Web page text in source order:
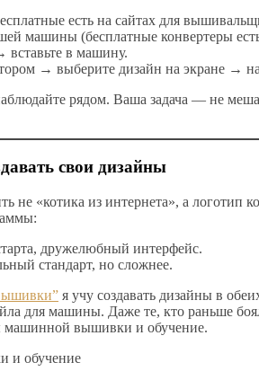
есть на сайтах для
машины (бесплатные конвертеры
вставьте в машину.
→ выберите дизайн на экране →
рядом. Ваша задача — не
свои дизайны
не «котика из интернета», а логотип
дружелюбный интерфейс.
стандарт, но сложнее.
я учу создавать дизайны в
для машины. Даже те, кто раньше
машинной вышивки и обучение.